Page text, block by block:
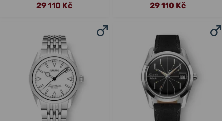
29 110 Kč 29 110 Kč